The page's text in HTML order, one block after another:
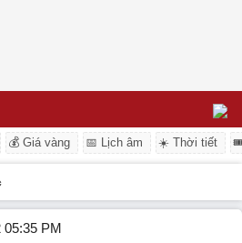
💰 Giá vàng 📅 Lịch âm ☀️ Thời tiết
05:35 PM